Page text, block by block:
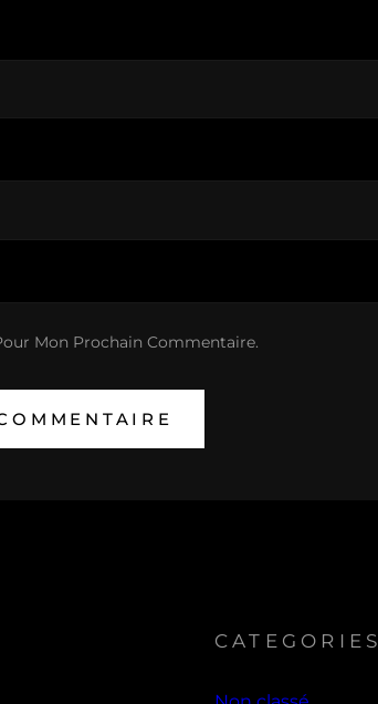
Mon Prochain Commentaire.
CATEGORIES